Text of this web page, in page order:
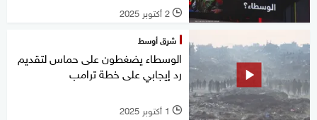
l 2 أكتوبر 2025
شرق أوسط
الوسطاء يضغطون على حماس لتقديم
رد إيجابي على خطة ترامب
l 1 أكتوبر 2025